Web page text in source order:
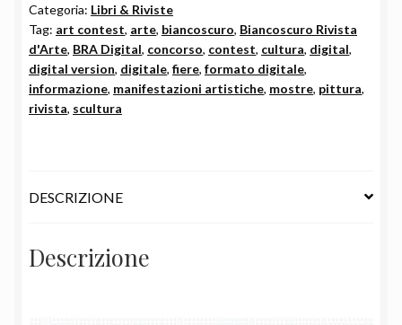
(PDF)
quantità
Categoria: Libri & Riviste
Tag: art contest, arte, biancoscuro, Biancoscuro Rivista
d'Arte, BRA Digital, concorso, contest, cultura, digital,
digital version, digitale, fiere, formato digitale,
informazione, manifestazioni artistiche, mostre, pittura,
rivista, scultura
DESCRIZIONE
Descrizione